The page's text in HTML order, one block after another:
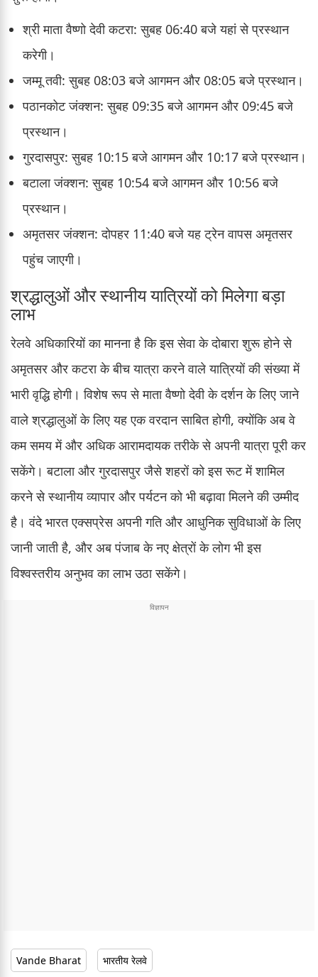
श्री माता वैष्णो देवी कटरा: सुबह 06:40 बजे यहां से प्रस्थान
करेगी।
जम्मू तवी: सुबह 08:03 बजे आगमन और 08:05 बजे प्रस्थान।
पठानकोट जंक्शन: सुबह 09:35 बजे आगमन और 09:45 बजे
प्रस्थान।
गुरदासपुर: सुबह 10:15 बजे आगमन और 10:17 बजे प्रस्थान।
बटाला जंक्शन: सुबह 10:54 बजे आगमन और 10:56 बजे
प्रस्थान।
अमृतसर जंक्शन: दोपहर 11:40 बजे यह ट्रेन वापस अमृतसर
पहुंच जाएगी।
श्रद्धालुओं और स्थानीय यात्रियों को मिलेगा बड़ा
लाभ
रेलवे अधिकारियों का मानना है कि इस सेवा के दोबारा शुरू होने से
अमृतसर और कटरा के बीच यात्रा करने वाले यात्रियों की संख्या में
भारी वृद्धि होगी। विशेष रूप से माता वैष्णो देवी के दर्शन के लिए जाने
वाले श्रद्धालुओं के लिए यह एक वरदान साबित होगी, क्योंकि अब वे
कम समय में और अधिक आरामदायक तरीके से अपनी यात्रा पूरी कर
सकेंगे। बटाला और गुरदासपुर जैसे शहरों को इस रूट में शामिल
करने से स्थानीय व्यापार और पर्यटन को भी बढ़ावा मिलने की उम्मीद
है। वंदे भारत एक्सप्रेस अपनी गति और आधुनिक सुविधाओं के लिए
जानी जाती है, और अब पंजाब के नए क्षेत्रों के लोग भी इस
विश्वस्तरीय अनुभव का लाभ उठा सकेंगे।
Vande Bharat भारतीय रेलवे